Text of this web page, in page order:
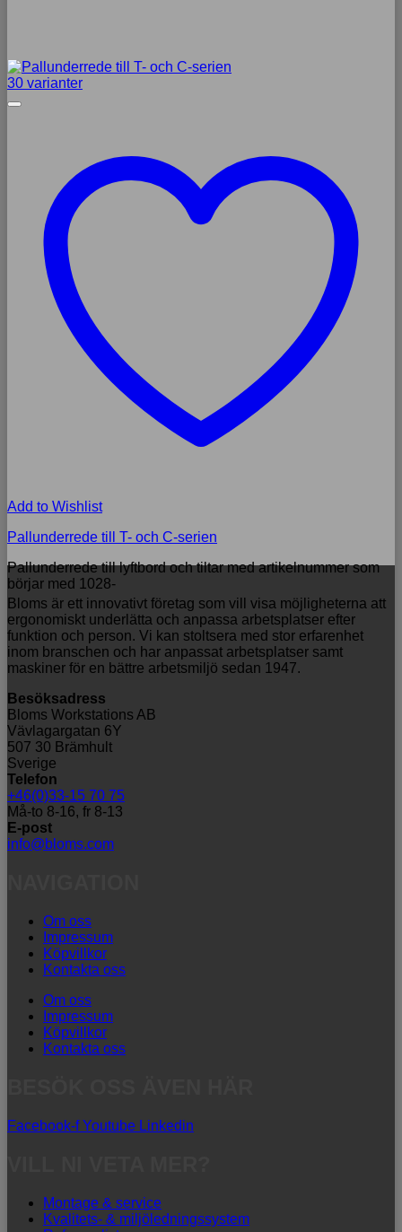
30 varianter
Add to Wishlist
Pallunderrede till T- och C-serien
Pallunderrede till lyftbord och tiltar med artikelnummer som
börjar med 1028-
Bloms är ett innovativt företag som vill visa möjligheterna att
ergonomiskt underlätta och anpassa arbetsplatser efter
funktion och person. Vi kan stoltsera med stor erfarenhet
inom branschen och har anpassat arbetsplatser samt
maskiner för en bättre arbetsmiljö sedan 1947.
Besöksadress
Bloms Workstations AB
Vävlagargatan 6Y
507 30 Brämhult
Sverige
Telefon
+46(0)33-15 70 75
Må-to 8-16, fr 8-13
E-post
info@bloms.com
Om oss
Impressum
Köpvillkor
Kontakta oss
Om oss
Impressum
Köpvillkor
Kontakta oss
Facebook-f Youtube Linkedin
Montage & service
Kvalitets- & miljöledningssystem